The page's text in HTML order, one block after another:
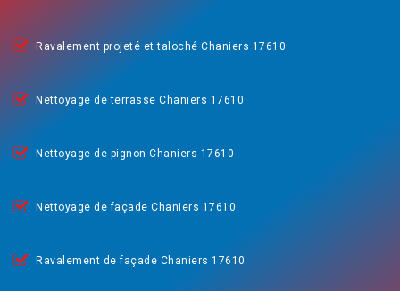
Ravalement projeté et taloché Chaniers 17610
Nettoyage de terrasse Chaniers 17610
Nettoyage de pignon Chaniers 17610
Nettoyage de façade Chaniers 17610
Ravalement de façade Chaniers 17610